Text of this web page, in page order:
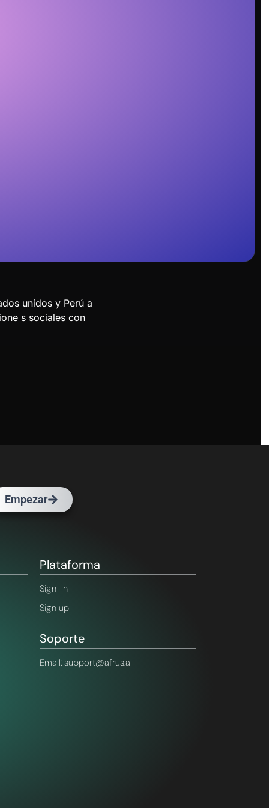
unidos y Perú a
s sociales con
Empezar
Plataforma
Sign-in
Sign up
Soporte
Email: support@afrus.ai